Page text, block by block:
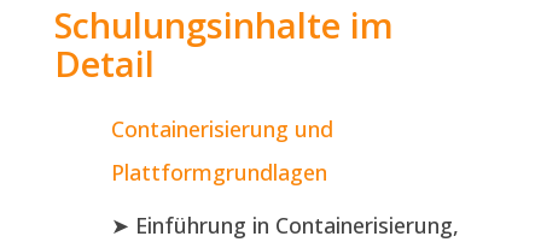
Schulungsinhalte im
Detail
Containerisierung und
Plattformgrundlagen
➤ Einführung in Containerisierung,